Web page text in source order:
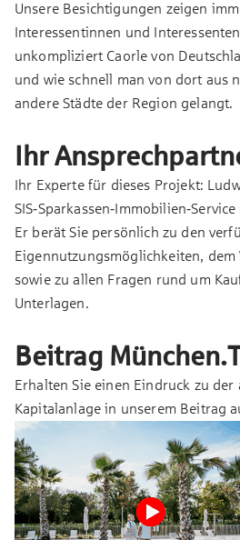
Unsere Besichtigungen zeigen
Interessentinnen und
unkompliziert Caorle von
und wie schnell man von dort aus
andere Städte der Region gelangt.
Ihr
Ihr Experte für dieses Projekt:
SIS‑Sparkassen‑Immobilien‑Service
Er berät Sie persönlich zu den
Eigennutzungsmöglichkeiten,
sowie zu allen Fragen rund um
Unterlagen.
Beitrag
Erhalten Sie einen Eindruck zu der
Kapitalanlage in unserem Beitrag